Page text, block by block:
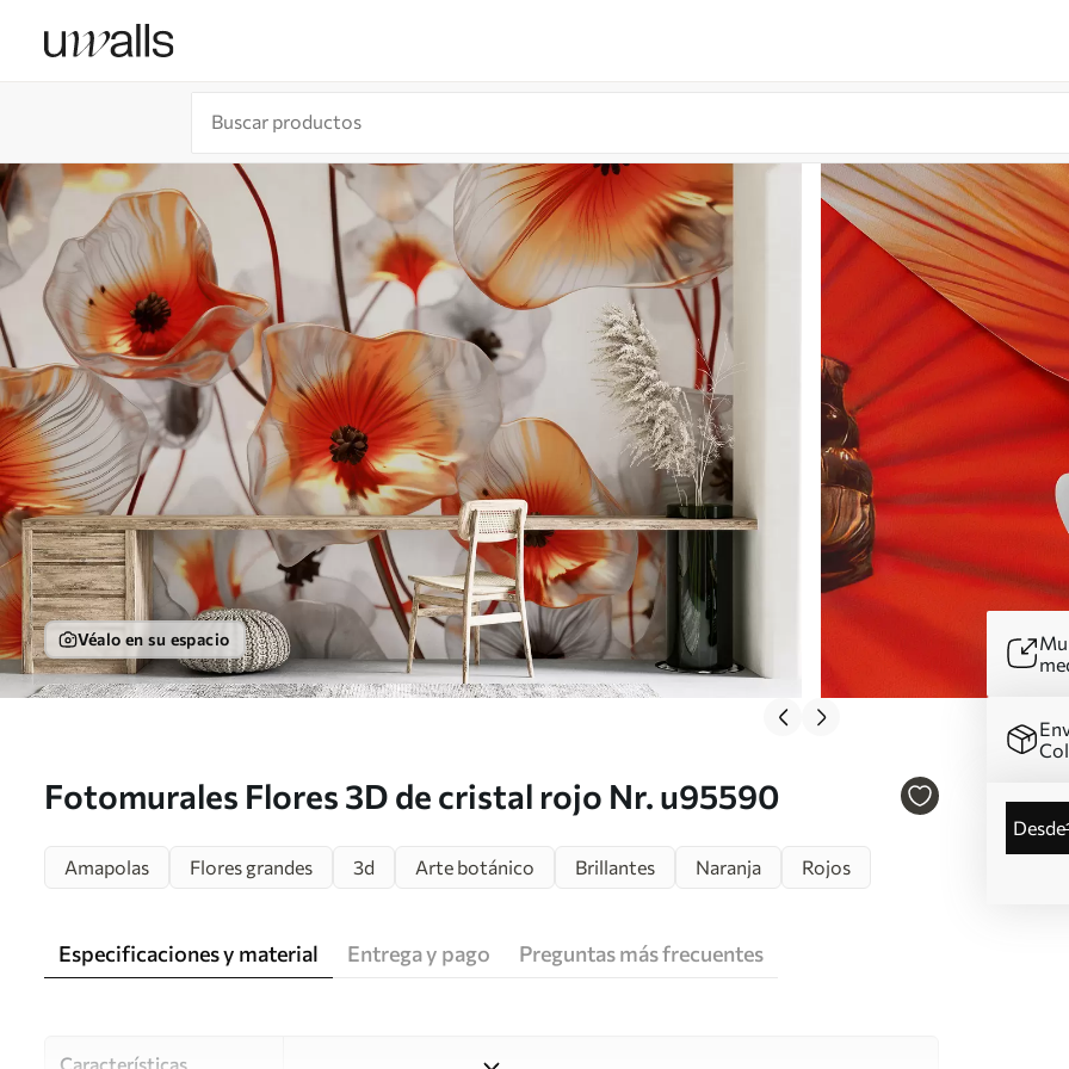
Véalo en su espacio
Fotomurales Flores 3D de cristal rojo Nr. u95590
desde
Amapolas
Flores grandes 3d Arte botánico Brillantes Naranja Rojos
Especificaciones y material Entrega y pago Preguntas más frecuentes
Características